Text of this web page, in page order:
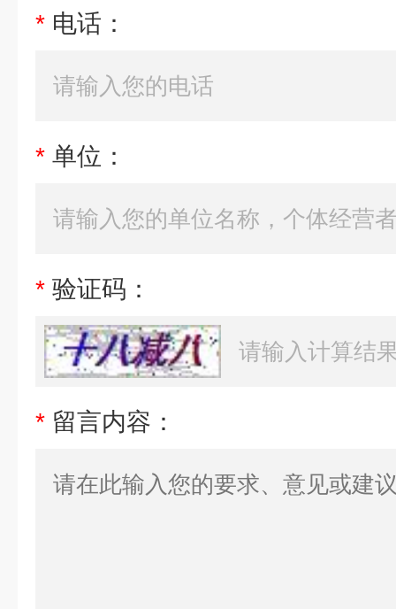
* 电话：
* 单位：
* 验证码：
* 留言内容：